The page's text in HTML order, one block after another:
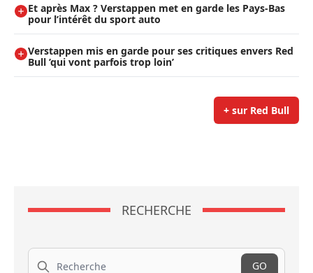
Et après Max ? Verstappen met en garde les Pays-Bas
pour l’intérêt du sport auto
Verstappen mis en garde pour ses critiques envers Red
Bull ’qui vont parfois trop loin’
+ sur Red Bull
RECHERCHE
Recherche
GO